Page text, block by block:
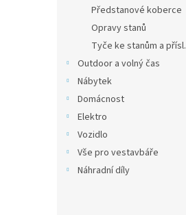
Předstanové koberce
Opravy stanů
Tyče ke stanům a přísl.
Outdoor a volný čas
Nábytek
Domácnost
Elektro
Vozidlo
Vše pro vestavbáře
Náhradní díly